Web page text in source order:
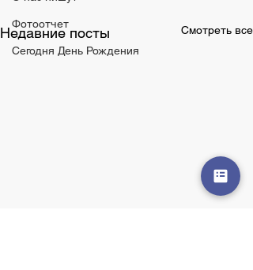
Фотоотчет
Сегодня День Рождения
Недавние посты Смотреть все